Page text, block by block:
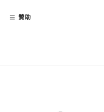
贊助